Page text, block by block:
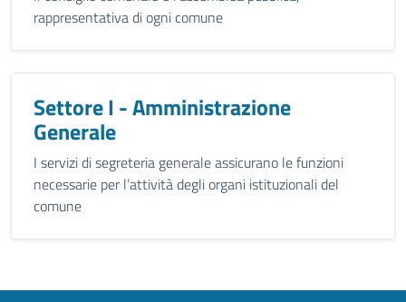
rappresentativa di ogni comune
Settore I - Amministrazione
Generale
I servizi di segreteria generale assicurano le funzioni
necessarie per l’attività degli organi istituzionali del
comune